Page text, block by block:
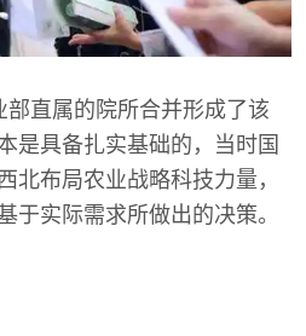
直属的院所合并形成了该
是具备扎实基础的，当时国
北布局农业战略科技力量，
于实际需求所做出的决策。